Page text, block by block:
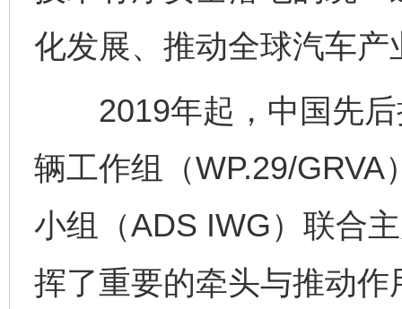
化发展、推动全球汽车
2019年起，中国先后
辆工作组（WP.29/
小组（ADS IWG）联合
挥了重要的牵头与推动